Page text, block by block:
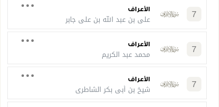
7 الأعراف
علي بن عبد الله بن علي جابر
7 الأعراف
محمد عبد الكريم
7 الأعراف
شيخ بن أبي بكر الشاطري